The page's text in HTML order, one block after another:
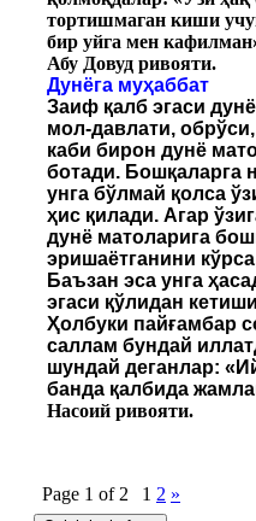
тортишмаган киши
бир уйга мен
Абу Довуд ривояти.
Дунёга муҳаббат
Заиф қалб эгаси
мол-давлати,
каби бирон дунё
ботади. Бошқаларга
унга бўлмай қолса
ҳис қилади. Агар
дунё матоларига
эришаётганини
Баъзан эса унга
эгаси қўлидан
Ҳолбуки пайғамбар
саллам бундай
шундай деганлар:
банда қалбида
Насоий ривояти.
Page 1 of 2 1 2 »